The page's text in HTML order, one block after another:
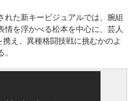
れた新キービジュアルでは、腕組
情を浮かべる松本を中心に、芸人
え、異種格闘技戦に挑むかのよ